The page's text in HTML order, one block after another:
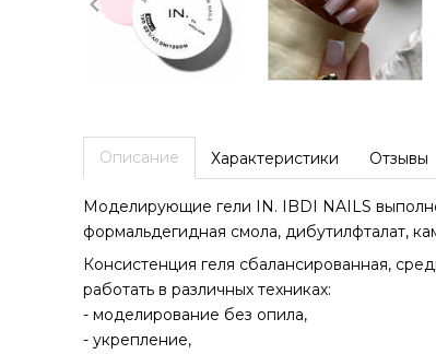
Описание
Моделирующие гели IN. IBDI NAILS
формальдегидная смола, дибутилфталат,
Консистенция геля сбалансированная,
работать в различных техниках:
- моделирование без опила,
- укрепление,
Характеристики Отзывы